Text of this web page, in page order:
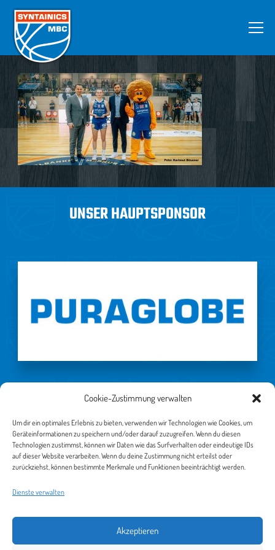
Cookie-Zustimmung verwalten
Um dir ein optimales Erlebnis zu bieten, verwenden wir Technologien wie Cookies, um
Geräteinformationen zu speichern und/oder darauf zuzugreifen. Wenn du diesen
Technologien zustimmst, können wir Daten wie das Surfverhalten oder eindeutige IDs
auf dieser Website verarbeiten. Wenn du deine Zustimmung nicht erteilst oder
zurückziehst, können bestimmte Merkmale und Funktionen beeinträchtigt werden.
Dienste verwalten
Akzeptieren
UNSER HAUPTSPONSOR
WEITERE SPONSOREN
Impressum
Cookie-Richtlinie (EU)